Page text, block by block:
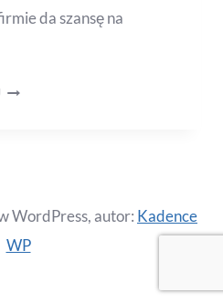
da szansę na
WordPress, autor: Kadence
WP